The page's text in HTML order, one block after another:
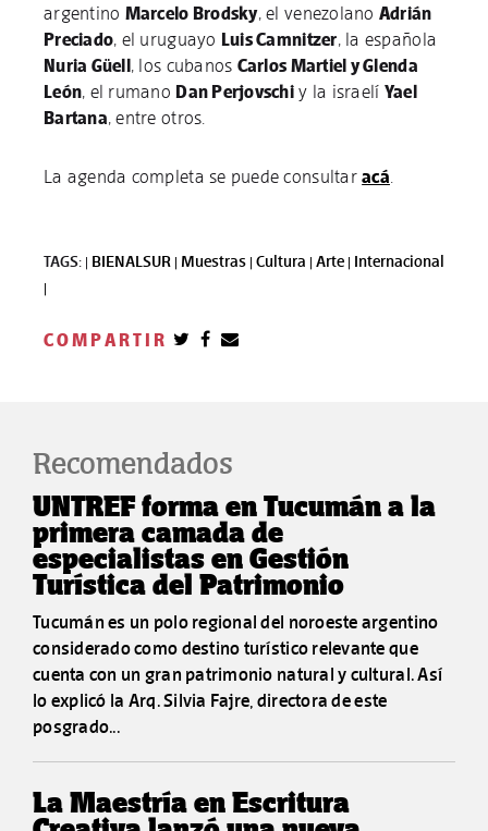
argentino Marcelo Brodsky, el venezolano Adrián
Preciado, el uruguayo Luis Camnitzer, la española
Nuria Güell, los cubanos Carlos Martiel y Glenda
León, el rumano Dan Perjovschi y la israelí Yael
Bartana, entre otros.
La agenda completa se puede consultaracá
TAGS: | BIENALSUR | Muestras | Cultura | Arte | Internacional
|
COMPARTIR
Recomendados
UNTREF forma en Tucumán a la
primera camada de
especialistas en Gestión
Turística del Patrimonio
Tucumán es un polo regional del noroeste argentino
considerado como destino turístico relevante que
cuenta con un gran patrimonio natural y cultural. Así
lo explicó la Arq. Silvia Fajre, directora de este
posgrado...
La Maestría en Escritura